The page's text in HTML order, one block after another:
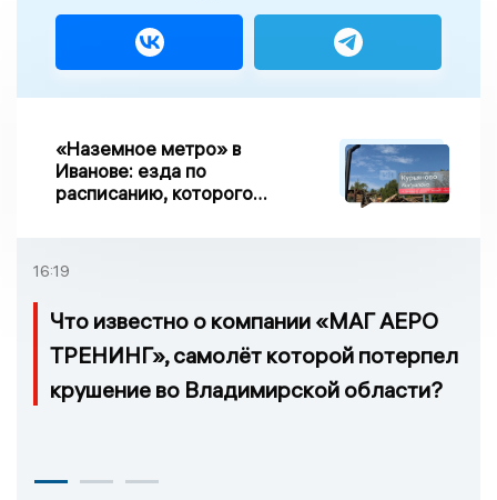
«Наземное метро» в
Иванове: езда по
расписанию, которого
16:19
Что известно о компании «МАГ АЕРО
ТРЕНИНГ», самолёт которой потерпел
крушение во Владимирской области?